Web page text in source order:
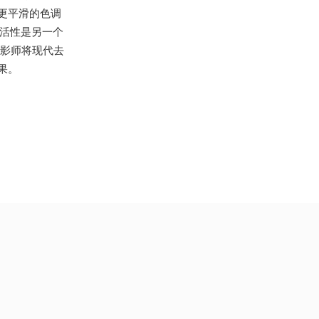
平滑的色调
性是另一个
师将现代去